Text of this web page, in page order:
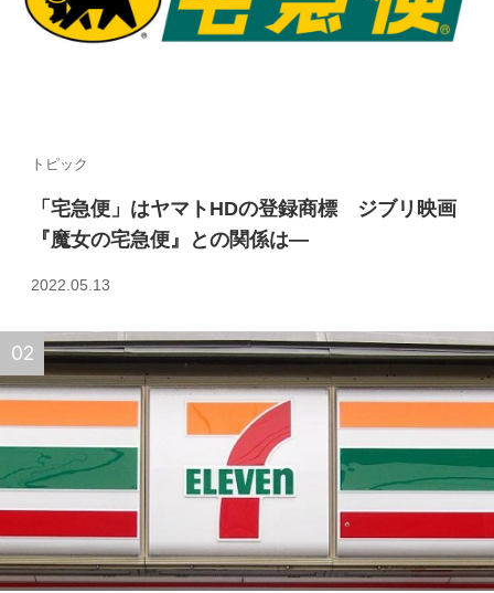
トピック
「宅急便」はヤマトHDの登録商標 ジブリ映画
『魔女の宅急便』との関係は—
2022.05.13